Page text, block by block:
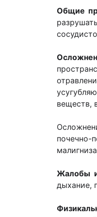
Общие
веществ,
почечно-
Жалобы
дыхание,